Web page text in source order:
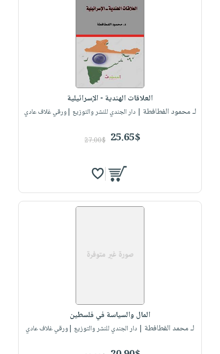
العلاقات الهندية - الإسرائيلية
لـ محمود الفطافطة | دار الجندي للنشر والتوزيع |ورقي غلاف عادي
25.65$
27.00$
المال والسياسة في فلسطين
لـ محمد الفطافطة | دار الجندي للنشر والتوزيع |ورقي غلاف عادي